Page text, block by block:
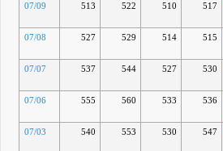
07/09 513 522 510 517
07/08 527 529 514 515
07/07 537 544 527 530
07/06 555 560 533 536
07/03 540 553 530 547